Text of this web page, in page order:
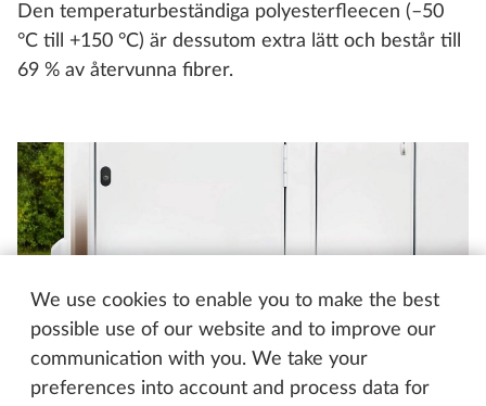
We use cookies to enable you to make the best
possible use of our website and to improve our
communication with you. We take your
preferences into account and process data for
Den temperaturbeständiga polyesterfleecen (–50
°C till +150 °C) är dessutom extra lätt och består till
69 % av återvunna fibrer.